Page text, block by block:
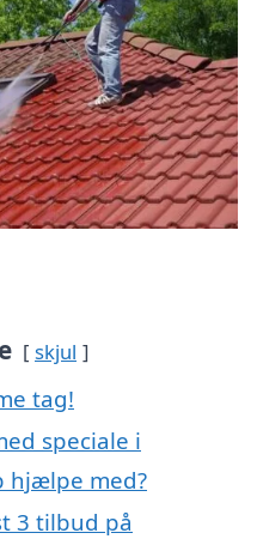
skjul
tag!
speciale i
hjælpe med?
3 tilbud på